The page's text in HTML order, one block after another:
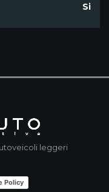
Si
leggeri
Policy